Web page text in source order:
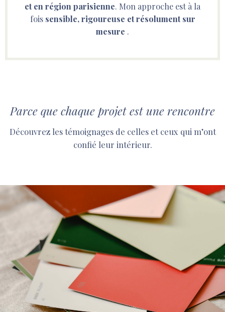
et en région parisienne. Mon approche est à la
fois sensible, rigoureuse et résolument sur
mesure .
Parce que chaque projet est une rencontre
Découvrez les témoignages de celles et ceux qui m’ont
confié leur intérieur.